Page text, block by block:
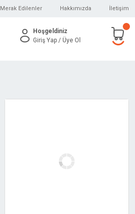
Merak Edilenler Hakkımızda İletişim
Hoşgeldiniz
Giriş Yap / Üye Ol